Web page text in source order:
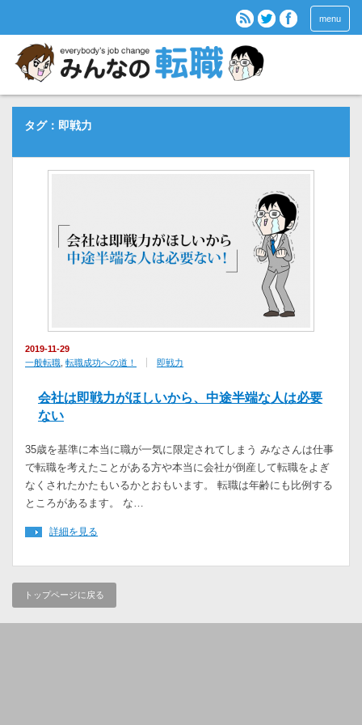
menu
タグ：即戦力
2019-11-29
一般転職 転職成功への道！ 即戦力
会社は即戦力がほしいから、中途半端な人は必要
ない
35歳を基準に本当に職が一気に限定されてしまう みなさんは仕事
で転職を考えたことがある方や本当に会社が倒産して転職をよぎ
なくされたかたもいるかとおもいます。 転職は年齢にも比例する
ところがあるます。 な…
詳細を見る
トップページに戻る